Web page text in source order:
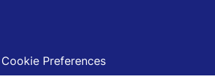
Cookie Preferences